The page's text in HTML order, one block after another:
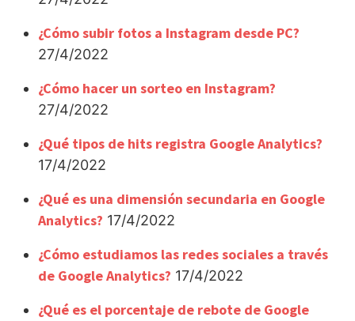
¿Cómo subir fotos a Instagram desde PC?
27/4/2022
¿Cómo hacer un sorteo en Instagram?
27/4/2022
¿Qué tipos de hits registra Google Analytics?
17/4/2022
¿Qué es una dimensión secundaria en Google
Analytics? 17/4/2022
¿Cómo estudiamos las redes sociales a través
de Google Analytics? 17/4/2022
¿Qué es el porcentaje de rebote de Google